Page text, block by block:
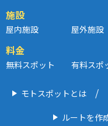
施設
屋内施設 屋外施設
料金
無料スポット 有料スポ
モトスポットとは
ルートを作